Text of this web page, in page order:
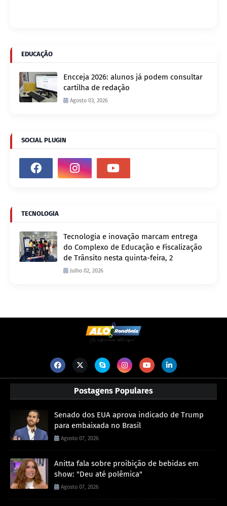
EDUCAÇÃO
Encceja 2026: alunos já podem consultar
cartilha de redação
Agosto 03, 2026
SOCIAL PLUGIN
TECNOLOGIA
Tecnologia e inovação marcam entrega
do Complexo de Educação e Fiscalização
de Trânsito nesta quinta-feira, 2
Julho 02, 2026
Postagens Populares
Senado dos EUA aprova indicado de Trump
para embaixada no Brasil
Agosto 07, 2026
Anitta fala sobre proibição de bebidas em
show: "Deu até polêmica"
Agosto 07, 2026